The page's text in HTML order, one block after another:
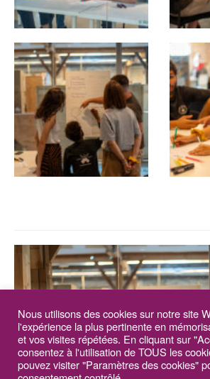
Nous utilisons des cookies sur notre site
l'expérience la plus pertinente en
et vos visites répétées. En cliquant sur
consentez à l'utilisation de TOUS les
pouvez visiter "Paramètres des cookies"